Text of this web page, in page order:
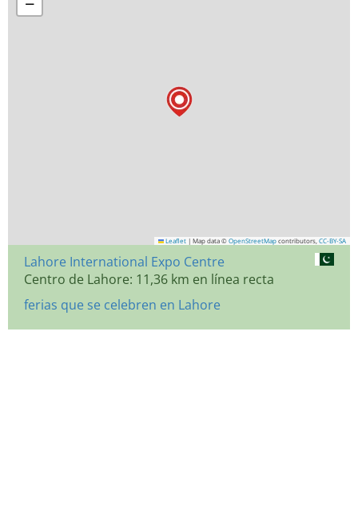
Leaflet | Map data © OpenStreetMap contributors, CC-BY-SA
Lahore International Expo Centre
Centro de Lahore: 11,36 km en línea recta
ferias que se celebren en Lahore